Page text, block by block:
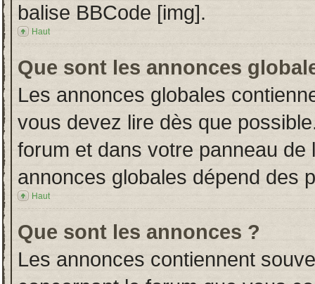
balise BBCode [img].
Haut
Que sont les annonces
Les annonces globales
vous devez lire dès que
forum et dans votre panneau de
annonces globales dépend des
Haut
Que sont les annonces ?
Les annonces contiennent